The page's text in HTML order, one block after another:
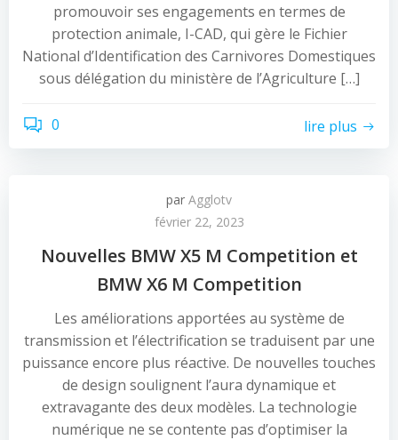
promouvoir ses engagements en termes de
protection animale, I-CAD, qui gère le Fichier
National d’Identification des Carnivores Domestiques
sous délégation du ministère de l’Agriculture […]
0 lire plus
par Agglotv
février 22, 2023
Nouvelles BMW X5 M Competition et
BMW X6 M Competition
Les améliorations apportées au système de
transmission et l’électrification se traduisent par une
puissance encore plus réactive. De nouvelles touches
de design soulignent l’aura dynamique et
extravagante des deux modèles. La technologie
numérique ne se contente pas d’optimiser la